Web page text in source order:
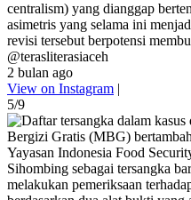
centralism) yang dianggap
asimetris yang selama ini
revisi tersebut berpotensi
@terasliterasiaceh
2 bulan ago
View on Instagram |
5/9